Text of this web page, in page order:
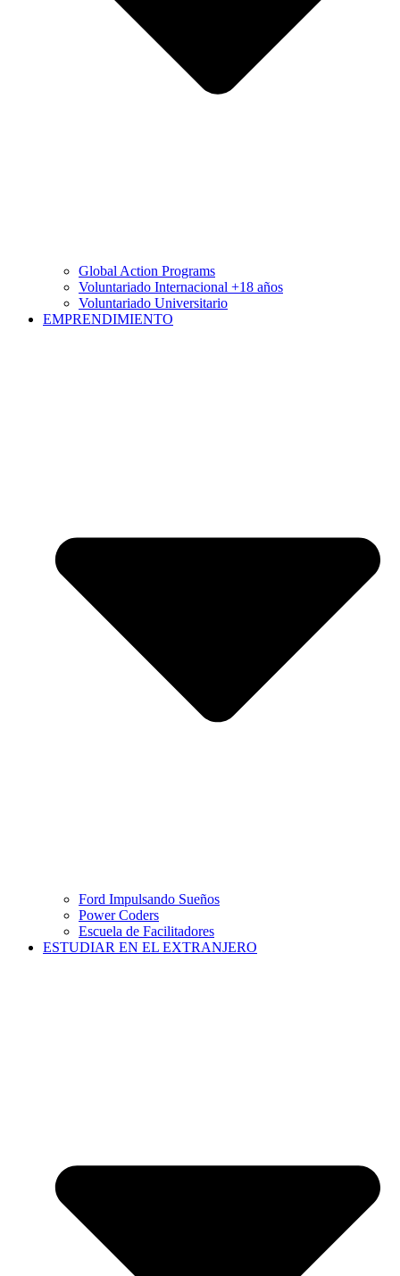
Global Action Programs
Voluntariado Internacional +18 años
Voluntariado Universitario
EMPRENDIMIENTO
Ford Impulsando Sueños
Power Coders
Escuela de Facilitadores
ESTUDIAR EN EL EXTRANJERO